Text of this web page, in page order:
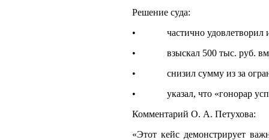
Решение суда:
• частично удовлетворил
• взыскал 500 тыс. руб.
• снизил сумму из за
• указал, что «гонорар
Комментарий О. А. Петухова:
«Этот кейс демонстрирует